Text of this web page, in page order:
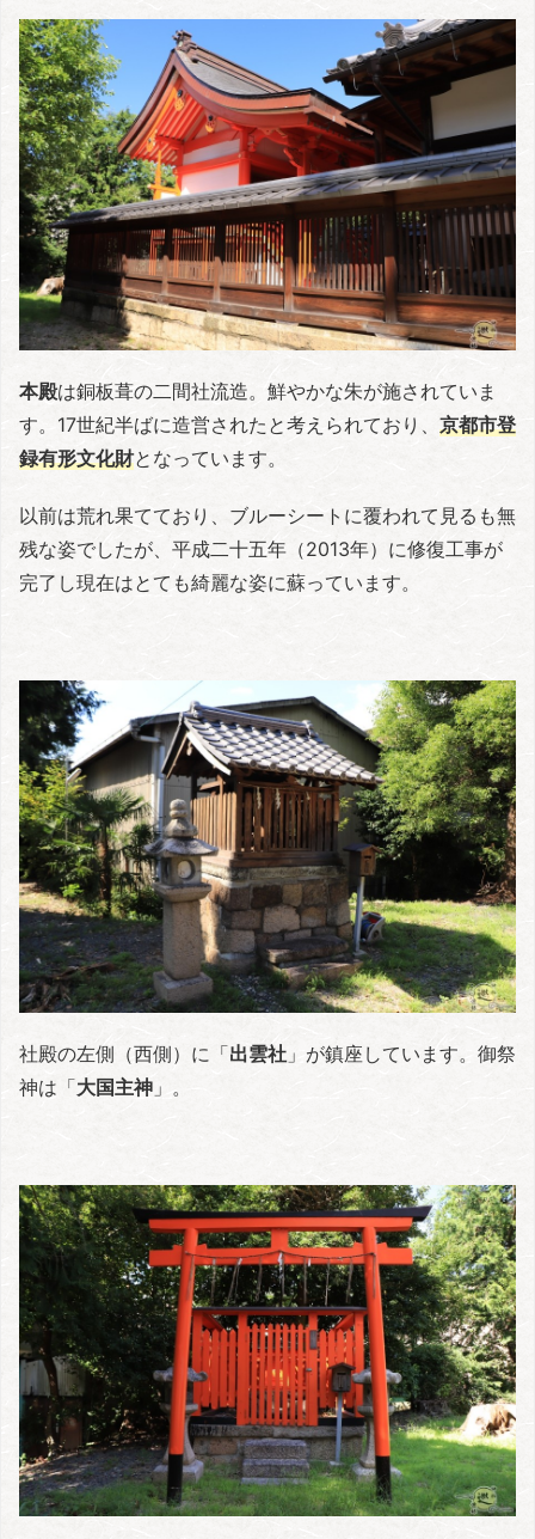
本殿は銅板葺の二間社流造。鮮やかな朱が施されていま
す。17世紀半ばに造営されたと考えられており、 京都市登
録有形文化財となっています。
以前は荒れ果てており、ブルーシートに覆われて見るも無
残な姿でしたが、平成二十五年（2013年）に修復工事が
完了し現在はとても綺麗な姿に蘇っています。
社殿の左側（西側）に「出雲社 」が鎮座しています。御祭
神は「大国主神 」。